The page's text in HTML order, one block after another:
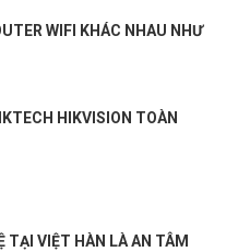
WIFI KHÁC NHAU NHƯ
HIKVISION TOÀN
TẠI VIỆT HÀN LÀ AN TÂM